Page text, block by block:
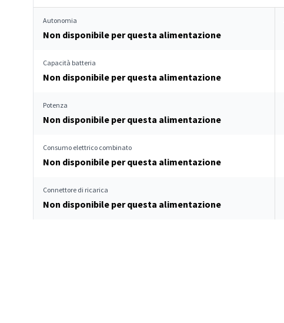
Autonomia
Non disponibile per questa alimentazione
Capacità batteria
Non disponibile per questa alimentazione
Potenza
Non disponibile per questa alimentazione
Consumo elettrico combinato
Non disponibile per questa alimentazione
Connettore di ricarica
Non disponibile per questa alimentazione